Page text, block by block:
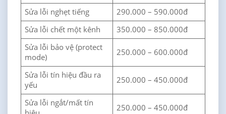
Sửa lỗi nghẹt tiếng
290.000 – 590.000đ
Sửa lỗi chết một kênh
350.000 – 850.000đ
Sửa lỗi bảo vệ (protect
mode)
250.000 – 600.000đ
Sửa lỗi tín hiệu đầu ra
yếu
250.000 – 450.000đ
Sửa lỗi ngắt/mất tín
250.000 – 450.000đ